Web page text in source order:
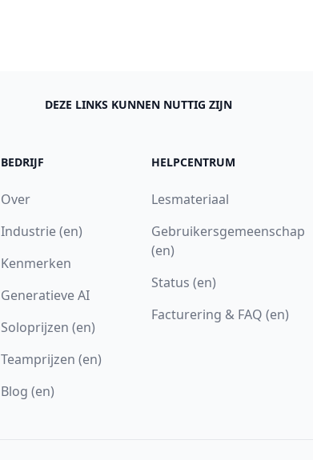
DEZE LINKS KUNNEN NUTTIG ZIJN
BEDRIJF
Over
Industrie (en)
Kenmerken
Generatieve AI
Soloprijzen (en)
Teamprijzen (en)
Blog (en)
HELPCENTRUM
Lesmateriaal
Gebruikersgemeenschap
(en)
Status (en)
Facturering & FAQ (en)